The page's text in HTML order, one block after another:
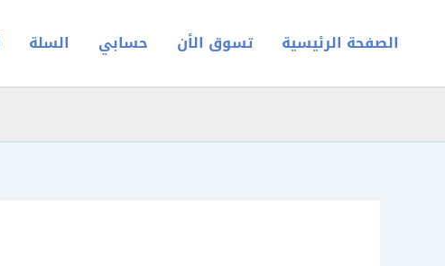
الصفحة الرئيسية تسوق الأن حسابي السلة